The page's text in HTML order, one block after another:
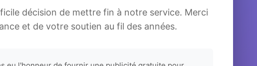
décision de mettre fin à notre service. Merci
et de votre soutien au fil des années.